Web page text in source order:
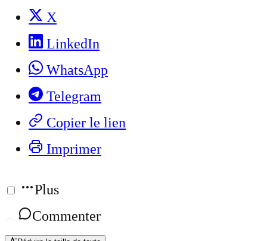
X
LinkedIn
WhatsApp
Telegram
Copier le lien
Imprimer
Plus
Commenter